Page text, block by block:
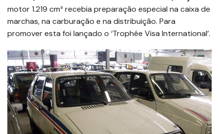
motor 1.219 cm³ recebia preparação especial na caixa de
marchas, na carburação e na distribuição. Para
promover esta foi lançado o ‘Trophée Visa International’.